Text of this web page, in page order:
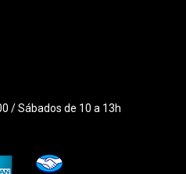
/ Sábados de 10 a 13h